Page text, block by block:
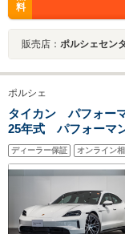
料
販売店： ポルシェセン
ポルシェ
タイカン パフォー
25年式 パフォーマ
ロノPKG 固定式パ
LED BOSE ソフト
Turbo Aero ホイール
ディーラー保証 オンライン